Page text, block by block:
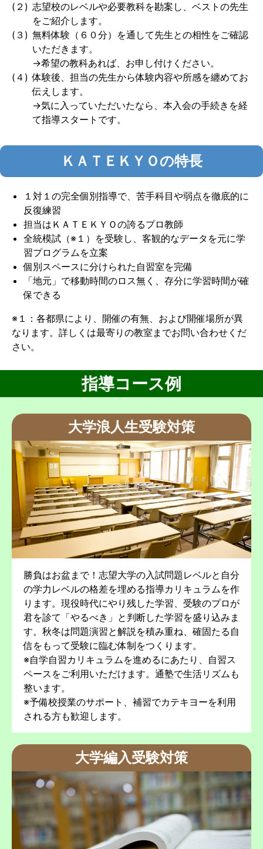
(２) 志望校のレベルや必要教科を勘案し、ベストの先生
をご紹介します。
(３) 無料体験（６０分）を通して先生との相性をご確認
いただきます。
→希望の教科あれば、お申し付けください。
(４) 体験後、担当の先生から体験内容や所感を纏めてお
伝えします。
→気に入っていただいたなら、本入会の手続きを経
て指導スタートです。
ＫＡＴＥＫＹＯの特長
１対１の完全個別指導で、苦手科目や弱点を徹底的に
反復練習
担当はＫＡＴＥＫＹＯの誇るプロ教師
全統模試（※１）を受験し、客観的なデータを元に学
習プログラムを立案
個別スペースに分けられた自習室を完備
「地元」で移動時間のロス無く、存分に学習時間が確
保できる
※１：各都県により、開催の有無、および開催場所が異
なります。詳しくは最寄りの教室までお問い合わせくだ
さい。
指導コース例
大学浪人生受験対策
勝負はお盆まで！志望大学の入試問題レベルと自分
の学力レベルの格差を埋める指導カリキュラムを作
ります。現役時代にやり残した学習、受験のプロが
君を診て「やるべき」と判断した学習を盛り込みま
す。秋冬は問題演習と解説を積み重ね、確固たる自
信をもって受験に臨む体制をつくります。
※自学自習カリキュラムを進めるにあたり、自習ス
ペースをご利用いただけます。通塾で生活リズムも
整います。
※予備校授業のサポート、補習でカテキヨーを利用
される方も歓迎します。
大学編入受験対策